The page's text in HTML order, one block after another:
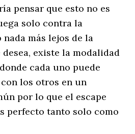
pensar que esto no es
solo contra la
nada más lejos de la
desea, existe la modalidad
cada uno puede
los otros en un
por lo que el escape
perfecto tanto solo como